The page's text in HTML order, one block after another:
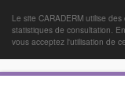
Le site CARADERM utilise
statistiques de consultation.
vous acceptez l'utilisation de